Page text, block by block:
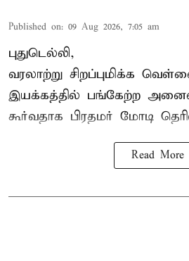
Published on: 09 Aug 2026, 7:05 am
புதுடெல்லி,
வரலாற்று சிறப்புமிக்க
இயக்கத்தில் பங்கேற்ற
கூர்வதாக பிரதமர் மோடி
Read More